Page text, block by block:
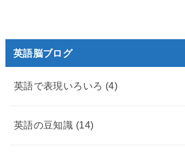
英語脳ブログ
英語で表現いろいろ (4)
英語の豆知識 (14)